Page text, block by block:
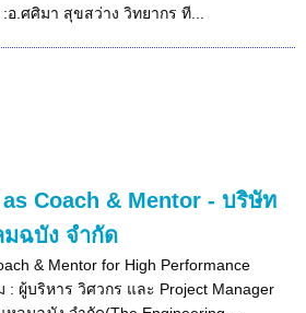
.ศศิมา สุขสว่าง วิทยากร ที...
Coach & Mentor - บริษัท
ฉบัง จำกัด
& Mentor for High Performance
: ผู้บริหาร วิศวกร และ Project Manager